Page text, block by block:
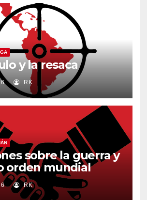
y la resaca
RK
sobre la guerra y
orden mundial
RK